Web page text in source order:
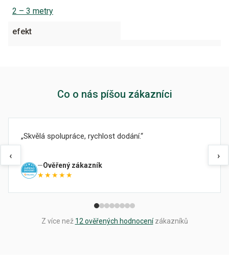
2 – 3 metry
efekt
Co o nás píšou zákazníci
‹
Skvělá spolupráce, rychlost dodání.
Ověřený zákazník
★★★★★
›
Z více než 12 ověřených hodnocenízákazníků